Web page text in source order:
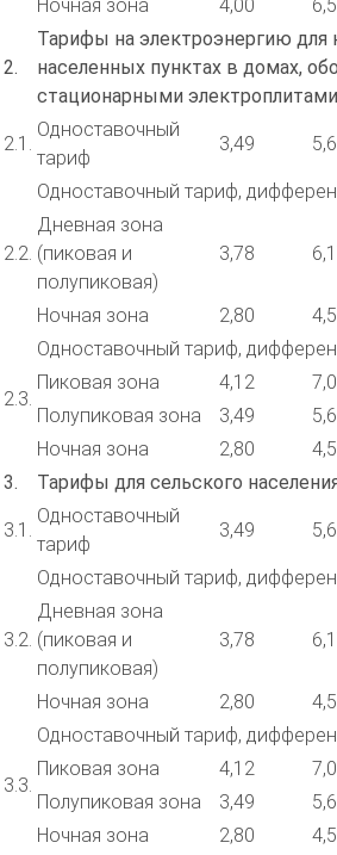
Ночная зона
4,00
2.
Тарифы на электроэнергию для
населенных пунктах в домах,
стационарными
2.1.
Одноставочный
тариф
3,49
2.2.
Одноставочный тариф,
Дневная зона
(пиковая и
полупиковая)
3,78
Ночная зона 2,80
2.3.
Одноставочный тариф,
Пиковая зона
4,12
Полупиковая зона
3,49
Ночная зона
2,80
3.
Тарифы для сельского
3.1.
Одноставочный
тариф
3,49
3.2.
Одноставочный тариф,
Дневная зона
(пиковая и
полупиковая)
3,78
Ночная зона 2,80
3.3.
Одноставочный тариф,
Пиковая зона
4,12
Полупиковая зона
3,49
Ночная зона
2,80